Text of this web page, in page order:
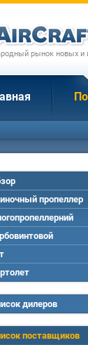
рынок новых и
пропеллер
дилеров
поставщиков